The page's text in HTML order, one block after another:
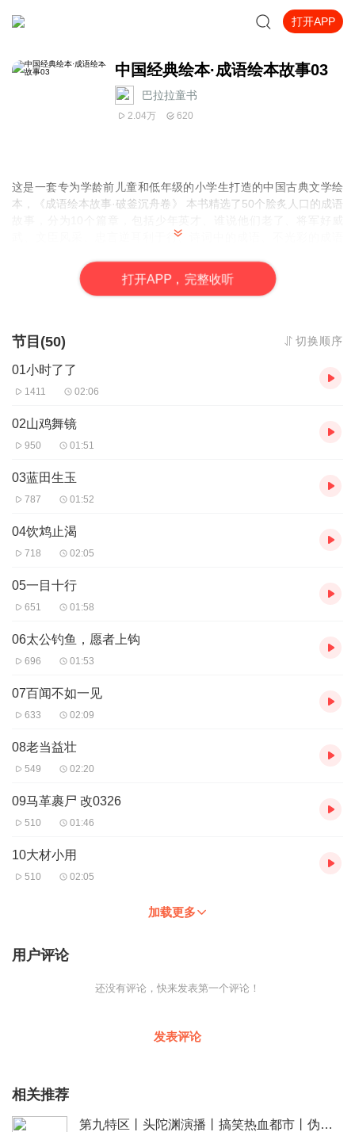
打开APP
中国经典绘本·成语绘本故事03
巴拉拉童书
2.04万 620
这是一套专为学龄前儿童和低年级的小学生打造的中国古典文学绘
本，《成语绘本故事·破釜沉舟卷》 本书精选了50个脍炙人口的成语
武、文臣风采、忠言逆耳利于行、诗词中的成语、不光彩的成语
打开APP，完整收听
节目(50) 切换顺序
01小时了了
1411 02:06
02山鸡舞镜
950 01:51
03蓝田生玉
787 01:52
04饮鸩止渴
718 02:05
05一目十行
651 01:58
06太公钓鱼，愿者上钩
696 01:53
07百闻不如一见
633 02:09
08老当益壮
549 02:20
09马革裹尸 改0326
510 01:46
10大材小用
510 02:05
加载更多
用户评论
还没有评论，快来发表第一个评论！
发表评论
相关推荐
第九特区丨头陀渊演播丨搞笑热血都市丨伪戒丨VIP免费多人有声剧